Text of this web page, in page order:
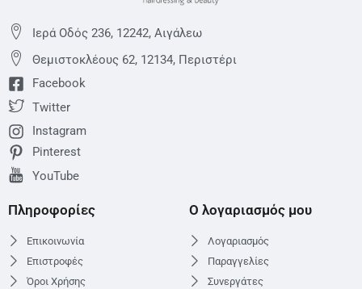
Ιερά Οδός 236, 12242, Αιγάλεω
Θεμιστoκλέους 62, 12134, Περιστέρι
Facebook
Twitter
Instagram
Pinterest
YouTube
Πληροφορίες
Επικοινωνία
Επιστροφές
Όροι Χρήσης
Ο λογαριασμός μου
Λογαριασμός
Παραγγελίες
Συνεργάτες